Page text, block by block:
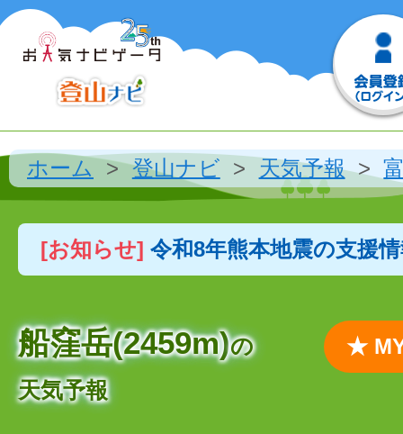
ホーム 登山ナビ 天気予報
[お知らせ] 令和8年熊本地震の支援
船窪岳(2459m)の
天気予報
★